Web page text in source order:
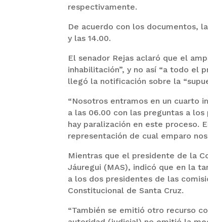
respectivamente.
De acuerdo con los documentos,
y las 14.00.
El senador Rejas aclaró que el
inhabilitación”, y no así “a todo el
llegó la notificación sobre la
“Nosotros entramos en un cuarto
a las 06.00 con las preguntas a
hay paralización en este proceso.
representación de cual emparo
Mientras que el presidente de la
Jáuregui (MAS), indicó que en la
a los dos presidentes de las
Constitucional de Santa Cruz.
“También se emitió otro recurso